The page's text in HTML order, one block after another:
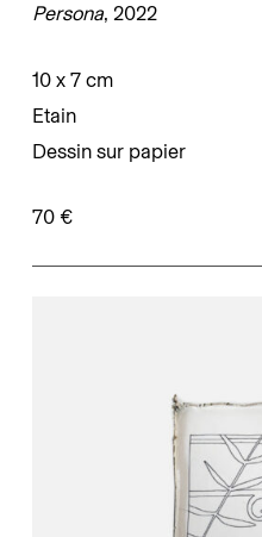
Persona, 2022
10 x 7 cm
Etain
Dessin sur papier
70 €